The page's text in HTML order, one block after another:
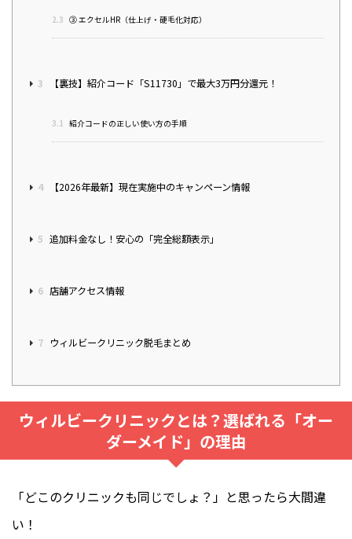
2.3 ③ エクセルHR（仕上げ・硬毛化対応）
3 【裏技】紹介コード「S11730」で最大3万円分還元！
3.1 紹介コードの正しい使い方の手順
4 【2026年最新】現在実施中のキャンペーン情報
5 追加料金なし！安心の「完全総額表示」
6 店舗アクセス情報
7 ウィルビークリニック脱毛まとめ
ウィルビークリニックとは？選ばれる「オー
ダーメイド」の理由
「どこのクリニックも同じでしょ？」と思ったら大間違
い！